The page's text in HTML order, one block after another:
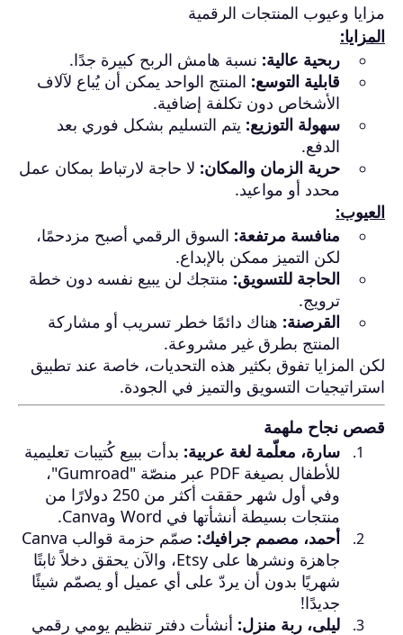
مزايا وعيوب المنتجات الرقمية
المزايا:
ربحية عالية: نسبة هامش الربح كبيرة جدًا.
قابلية التوسع: المنتج الواحد يمكن أن يُباع لآلاف
الأشخاص دون تكلفة إضافية.
سهولة التوزيع: يتم التسليم بشكل فوري بعد
الدفع.
حرية الزمان والمكان: لا حاجة لارتباط بمكان عمل
محدد أو مواعيد.
العيوب:
منافسة مرتفعة: السوق الرقمي أصبح مزدحمًا،
لكن التميز ممكن بالإبداع.
الحاجة للتسويق: منتجك لن يبيع نفسه دون خطة
ترويج.
القرصنة: هناك دائمًا خطر تسريب أو مشاركة
المنتج بطرق غير مشروعة.
لكن المزايا تفوق بكثير هذه التحديات، خاصة عند تطبيق
استراتيجيات التسويق والتميز في الجودة.
قصص نجاح ملهمة
سارة، معلّمة لغة عربية: بدأت ببيع كُتيبات تعليمية
للأطفال بصيغة PDF عبر منصّة "Gumroad"،
وفي أول شهر حققت أكثر من 250 دولارًا من
منتجات بسيطة أنشأتها في Word وCanva.
أحمد، مصمم جرافيك:
صمّم حزمة قوالب Canva
جاهزة ونشرها على Etsy، والآن يحقق دخلاً ثابتًا
شهريًا بدون أن يردّ على أي عميل أو يصمّم شيئًا
جديدًا!
ليلى، ربة منزل: أنشأت دفتر تنظيم يومي رقمي